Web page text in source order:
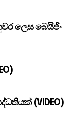
ලෙස බෙයිජිං
(VIDEO)